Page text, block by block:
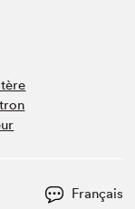
Français